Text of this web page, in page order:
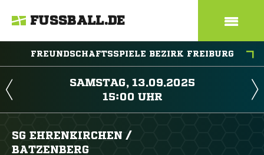
FUSSBALL.DE
FREUNDSCHAFTSSPIELE BEZIRK FREIBURG
 
 
SG EHRENKIRCHEN /​
BATZENBERG